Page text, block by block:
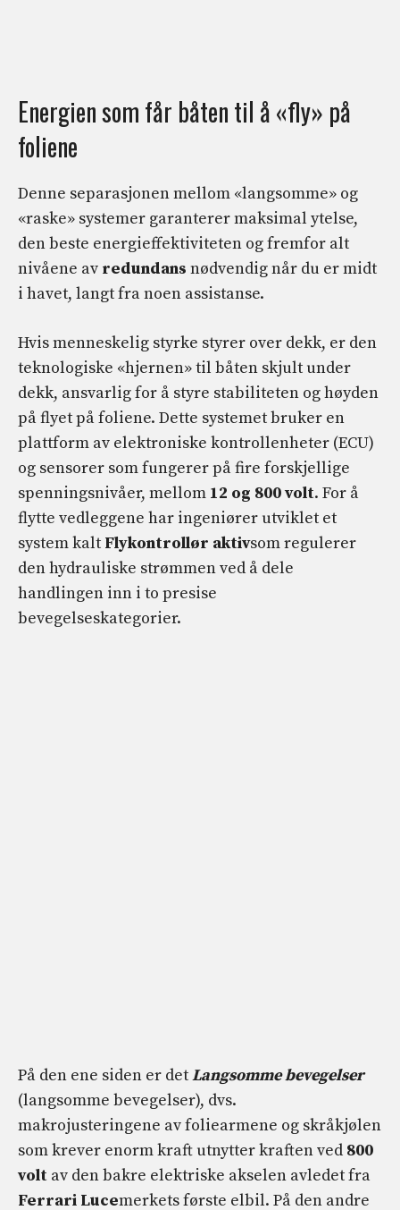
Energien som får båten til å «fly» på
foliene
Denne separasjonen mellom «langsomme» og
«raske» systemer garanterer maksimal ytelse,
den beste energieffektiviteten og fremfor alt
nivåene av redundans nødvendig når du er midt
i havet, langt fra noen assistanse.
Hvis menneskelig styrke styrer over dekk, er den
teknologiske «hjernen» til båten skjult under
dekk, ansvarlig for å styre stabiliteten og høyden
på flyet på foliene. Dette systemet bruker en
plattform av elektroniske kontrollenheter (ECU)
og sensorer som fungerer på fire forskjellige
spenningsnivåer, mellom 12 og 800 volt. For å
flytte vedleggene har ingeniører utviklet et
system kalt Flykontrollør aktivsom regulerer
den hydrauliske strømmen ved å dele
handlingen inn i to presise
bevegelseskategorier.
På den ene siden er detLangsomme bevegelser
(langsomme bevegelser), dvs.
makrojusteringene av foliearmene og skråkjølen
som krever enorm kraft utnytter kraften ved 800
volt av den bakre elektriske akselen avledet fra
Ferrari Lucemerkets første elbil. På den andre